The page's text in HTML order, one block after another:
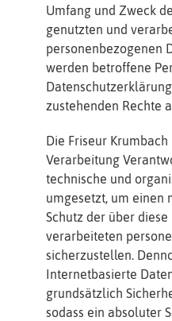
Umfang und Zweck
genutzten und
personenbezogenen
werden betroffene
zustehenden Rechte
Die Friseur
Verarbeitung
technische und
umgesetzt, um einen
Schutz der über
verarbeiteten
sicherzustellen.
Internetbasierte
grundsätzlich
sodass ein absoluter